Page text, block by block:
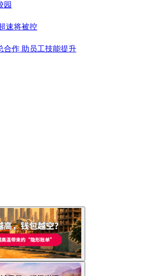
园
速将被控
合作 助员工技能提升